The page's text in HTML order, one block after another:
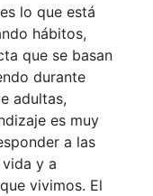
lo que está
hábitos,
que se basan
durante
adultas,
es muy
a las
y a
vivimos. El